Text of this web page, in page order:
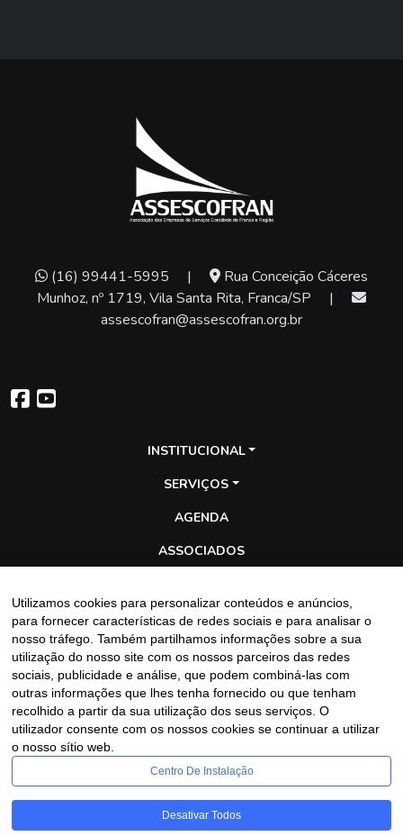
(16) 99441-5995 |
Rua Conceição Cáceres
Munhoz, nº 1719, Vila Santa Rita, Franca/SP
|
assescofran@assescofran.org.br
INSTITUCIONAL
SERVIÇOS
AGENDA
ASSOCIADOS
GALERIA
BLOG
Entre em contato
Assescofran
Utilizamos cookies para personalizar conteúdos e anúncios,
para fornecer características de redes sociais e para analisar o
nosso tráfego. Também partilhamos informações sobre a sua
utilização do nosso site com os nossos parceiros das redes
sociais, publicidade e análise, que podem combiná-las com
outras informações que lhes tenha fornecido ou que tenham
recolhido a partir da sua utilização dos seus serviços. O
utilizador consente com os nossos cookies se continuar a utilizar
o nosso sítio web.
Centro De Instalação
Desativar Todos